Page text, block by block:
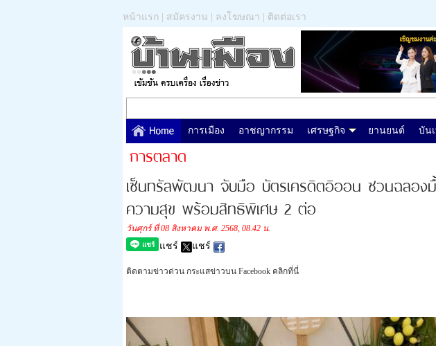
หน้าแรก สมัครงาน ลงโฆษณา ติดต่อเรา
การเมือง อาชญากรรม เศรษฐกิจ ยานยนต์ บัน
การตลาด
เซ็นทรัลพัฒนา จับมือ บัตรเครดิตอิออน ชวนฉลอง
ความสุข พร้อมสิทธิพิเศษ 2 ต่อ
วันศุกร์ ที่ 08 สิงหาคม พ.ศ. 2568, 08.42 น.
แชร์ แชร์
ติดตามข่าวด่วน กระแสข่าวบน Facebook คลิกที่นี่